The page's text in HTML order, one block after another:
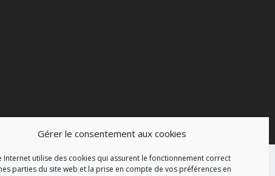
Gérer le consentement aux cookies
Internet utilise des cookies qui assurent le fonctionnement correct
parties du site web et la prise en compte de vos préférences en